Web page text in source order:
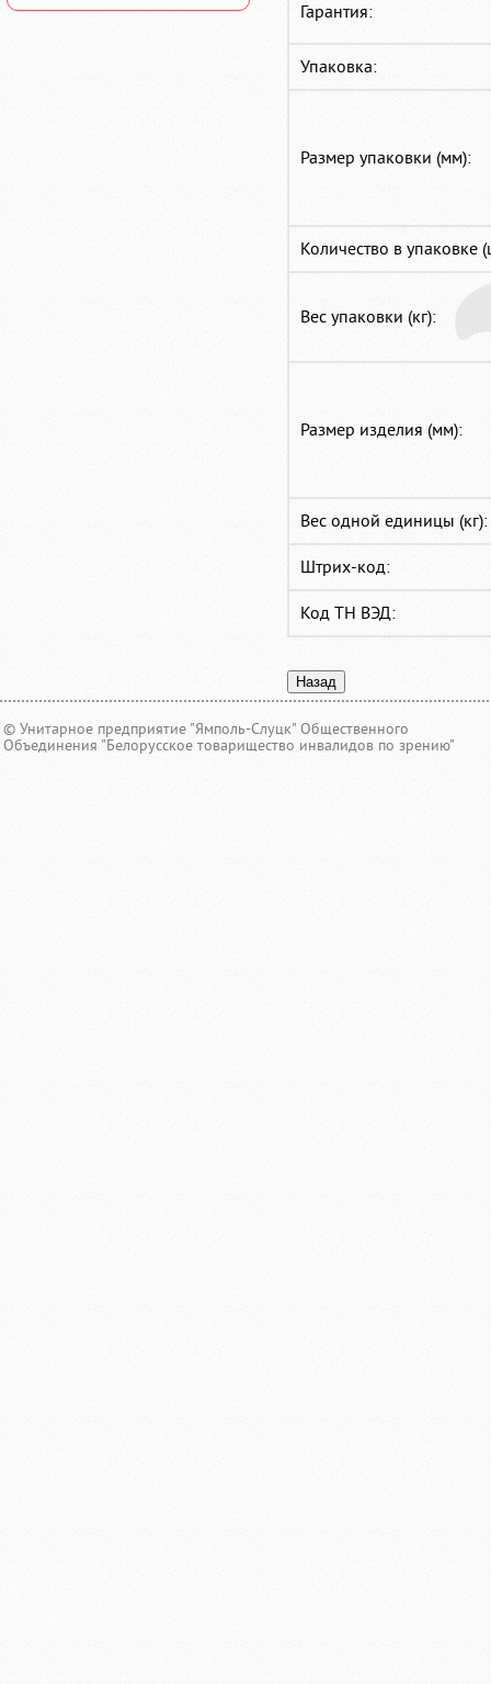
Гарантия:
Упаковка:
Размер упаковки (мм):
Количество в упаковке
Вес упаковки (кг):
Размер изделия (мм):
Вес одной единицы (кг):
Штрих-код:
Код ТН ВЭД:
© Унитарное предприятие "Ямполь-Слуцк" Общественного
Объединения "Белорусское товарищество инвалидов по зрению"